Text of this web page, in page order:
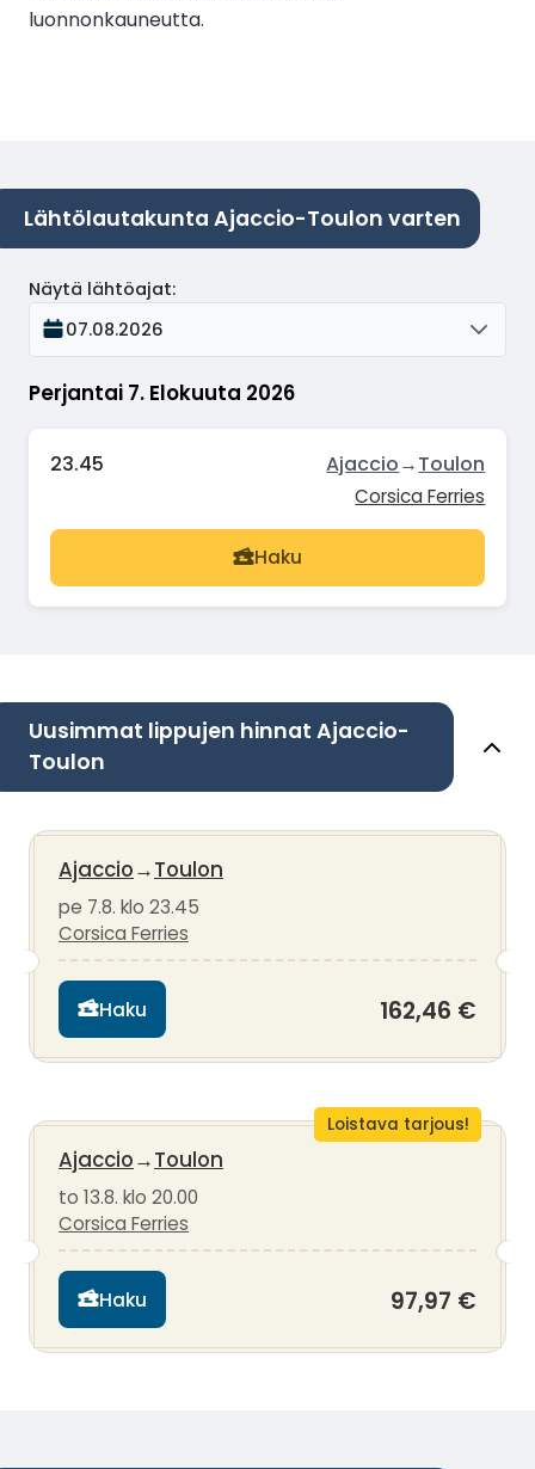
luonnonkauneutta.
Lähtölautakunta Ajaccio-Toulon varten
Perjantai 7. Elokuuta 2026
Näytä lähtöajat:
07.08.2026
23.45 Ajaccio→Toulon
Corsica Ferries
Haku
Uusimmat lippujen hinnat Ajaccio-
Toulon
Ajaccio→Toulon
pe 7.8. klo 23.45
Corsica Ferries
Haku 162,46 €
Loistava tarjous!
Ajaccio→Toulon
to 13.8. klo 20.00
Corsica Ferries
Haku 97,97 €